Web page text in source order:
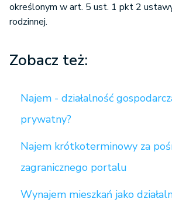
określonym w art. 5 ust. 1 pkt 2
rodzinnej.
Zobacz też:
Najem - działalność
prywatny?
Najem krótkoterminowy za
zagranicznego portalu
Wynajem mieszkań jako